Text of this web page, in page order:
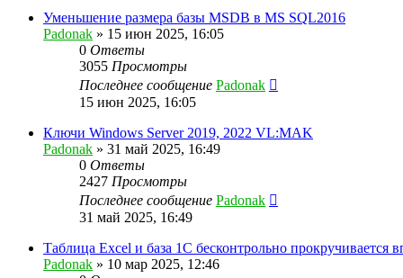
Уменьшение размера базы MSDB в MS SQL2016
Padonak » 15 июн 2025, 16:05
0 Ответы
3055 Просмотры
Последнее сообщение Padonak
15 июн 2025, 16:05
Ключи Windows Server 2019, 2022 VL:MAK⁠⁠
Padonak » 31 май 2025, 16:49
0 Ответы
2427 Просмотры
Последнее сообщение Padonak
31 май 2025, 16:49
Таблица Excel и база 1С бесконтрольно прокручивается
Padonak » 10 мар 2025, 12:46